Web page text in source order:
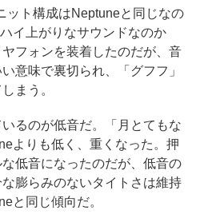
ット構成はNeptuneと同じなの
イ上がりなサウンドなのか
フォンを装着したのだが、音
意味で裏切られ、「グフフ」
まう。
るのが低音だ。「月とてもな
よりも低く、重くなった。押
低音になったのだが、低音の
膨らみのないタイトさは維持
と同じ傾向だ。